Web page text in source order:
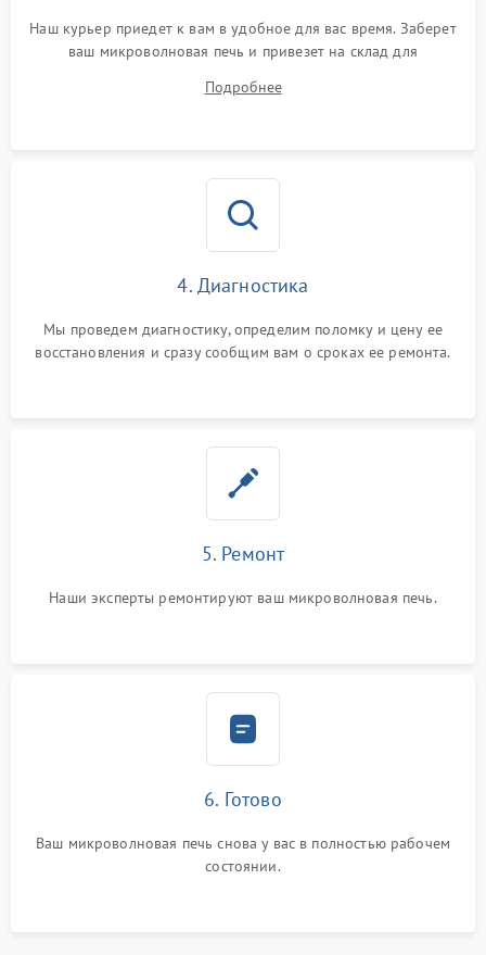
Наш курьер приедет к вам в удобное для вас время. Заберет
ваш микроволновая печь и привезет на склад для
Подробнее
4. Диагностика
Мы проведем диагностику, определим поломку и цену ее
восстановления и сразу сообщим вам о сроках ее ремонта.
5. Ремонт
Наши эксперты ремонтируют ваш микроволновая печь.
6. Готово
Ваш микроволновая печь снова у вас в полностью рабочем
состоянии.